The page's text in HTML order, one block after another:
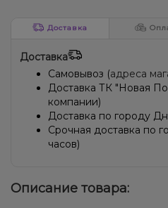
Доставка
Доставка
Самовывоз (адреса
Доставка ТК "Новая
компании)
Доставка по городу
Срочная доставка по
часов)
Описание товара: